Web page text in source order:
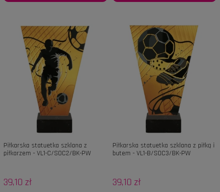
Piłkarska statuetka szklana z
piłkarzem - VL1-C/SOC2/BK-PW
39,10 zł
Piłkarska statuetka szklana z piłką i
butem - VL1-B/SOC3/BK-PW
39,10 zł